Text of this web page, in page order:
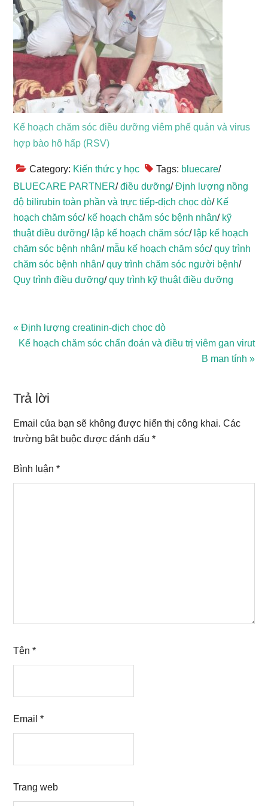
Kế hoạch chăm sóc điều dưỡng viêm phế quản và virus
hợp bào hô hấp (RSV)
Category: Kiến thức y học Tags: bluecare/
BLUECARE PARTNER/điều dưỡng/Định lượng nồng
độ bilirubin toàn phần và trực tiếp-dịch chọc dò/ Kế
hoạch chăm sóc/ kế hoạch chăm sóc bệnh nhân/ kỹ
thuật điều dưỡng/ lập kế hoạch chăm sóc/ lập kế hoạch
chăm sóc bệnh nhân/ mẫu kế hoạch chăm sóc/quy trình
chăm sóc bệnh nhân/quy trình chăm sóc người bệnh/
Quy trình điều dưỡng/quy trình kỹ thuật điều dưỡng
Previous
Post:
« Định lượng creatinin-dịch chọc dò
Next
Kế hoạch chăm sóc chẩn đoán và điều trị viêm gan virut
B mạn tính »
Interactions
Trả lời
Email của bạn sẽ không được hiển thị công khai. Các
trường bắt buộc được đánh dấu*
Bình luận*
Tên*
Email*
Trang web